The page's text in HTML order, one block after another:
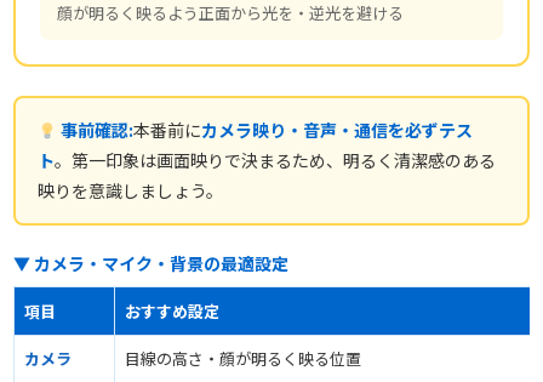
顔が明るく映るよう正面から光を・逆光を避ける
事前確認:本番前にカメラ映り・音声・通信を必ずテス
ト。第一印象は画面映りで決まるため、明るく清潔感のある
映りを意識しましょう。
▼ カメラ・マイク・背景の最適設定
項目 おすすめ設定
カメラ 目線の高さ・顔が明るく映る位置